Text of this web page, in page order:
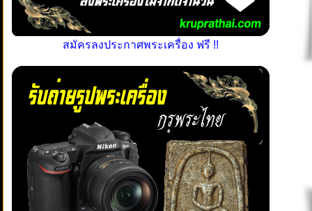
สมัครลงประกาศพระเครื่อง ฟรี !!